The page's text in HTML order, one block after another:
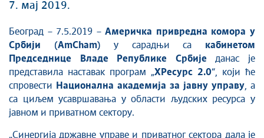
7. мај 2019.
Београд – 7.5.2019 –Америчка привредна комора у
Србији (AmCham) у сарадњи са кабинетом
Председнице Владе Републике Србије данас је
представила наставак програм „ХРесурс 2.0“, који ће
спровести
Национална академија за јавну управу , а
са циљем усавршавања у области људских ресурса у
јавном и приватном сектору.
„Синергија државне управе и приватног сектора дала је